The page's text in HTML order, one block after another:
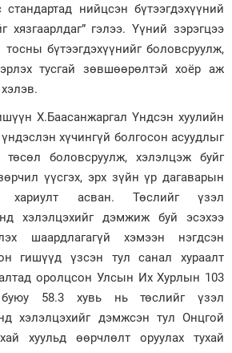
нийцсэн бүтээгдэхүүний
гэлээ. Үүний зэрэгцээ
бүтээгдэхүүнийг боловсруулж,
тусгай зөвшөөрөлтэй хоёр аж
Х.Баасанжаргал Үндсэн хуулийн
хүчингүй болгосон асуудлыг
төсөл боловсруулж, хэлэлцэж буйг
үүсгэх, эрх зүйн үр дагаварын
хариулт асван. Төслийг үзэл
хэлэлцэхийг дэмжиж буй эсэхээ
шаардлагагүй хэмээн нэгдсэн
гишүүд үзсэн тул санал хураалт
оролцсон Улсын Их Хурлын 103
58.3 хувь нь төслийг үзэл
хэлэлцэхийг дэмжсэн тул Онцгой
хуульд өөрчлөлт оруулах тухай